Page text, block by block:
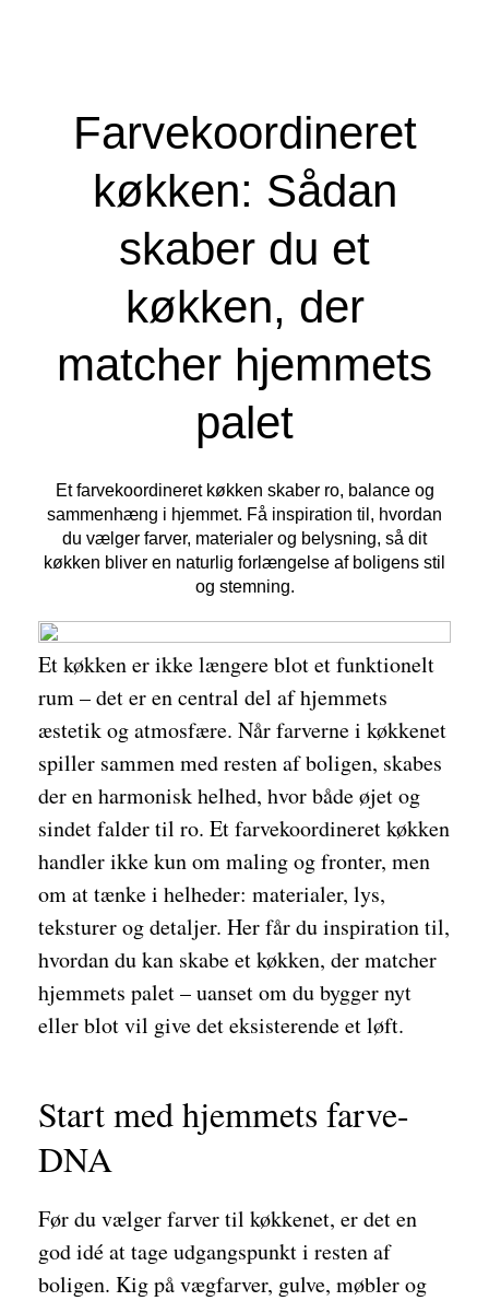
Farvekoordineret
køkken: Sådan
skaber du et
køkken, der
matcher hjemmets
palet
Et farvekoordineret køkken skaber ro, balance og
sammenhæng i hjemmet. Få inspiration til, hvordan
du vælger farver, materialer og belysning, så dit
køkken bliver en naturlig forlængelse af boligens stil
og stemning.
Et køkken er ikke længere blot et funktionelt
rum – det er en central del af hjemmets
æstetik og atmosfære. Når farverne i køkkenet
spiller sammen med resten af boligen, skabes
der en harmonisk helhed, hvor både øjet og
sindet falder til ro. Et farvekoordineret køkken
handler ikke kun om maling og fronter, men
om at tænke i helheder: materialer, lys,
teksturer og detaljer. Her får du inspiration til,
hvordan du kan skabe et køkken, der matcher
hjemmets palet – uanset om du bygger nyt
eller blot vil give det eksisterende et løft.
Start med hjemmets farve-
DNA
Før du vælger farver til køkkenet, er det en
god idé at tage udgangspunkt i resten af
boligen. Kig på vægfarver, gulve, møbler og